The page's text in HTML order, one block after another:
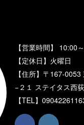
【営業時間】 10:00
【定休日】火曜日
【住所】〒167-
−２１ ステイタス西
【TEL】